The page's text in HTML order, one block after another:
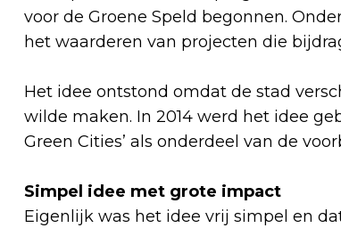
voor de Groene Speld begonnen.
het waarderen van projecten die
Het idee ontstond omdat de stad
wilde maken. In 2014 werd het idee
Green Cities’ als onderdeel van de
Simpel idee met grote impact
Eigenlijk was het idee vrij simpel en